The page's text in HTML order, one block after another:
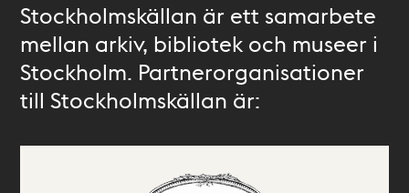
Stockholmskällan är ett samarbete
mellan arkiv, bibliotek och museer i
Stockholm. Partnerorganisationer
till Stockholmskällan är: